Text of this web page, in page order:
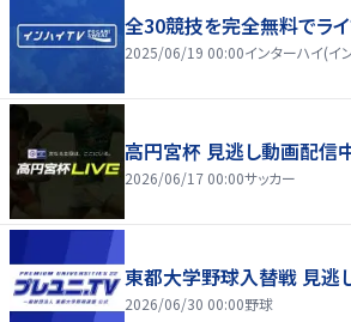
全30競技を完全無料でライ
2025/06/19 00:00インターハイ(イ
高円宮杯 見逃し動画配信
2026/06/17 00:00サッカー
東都大学野球入替戦 見逃
2026/06/30 00:00野球